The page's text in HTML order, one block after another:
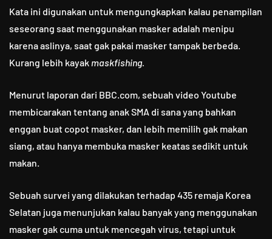
Kata ini digunakan untuk mengungkapkan kalau penampilan
seseorang saat menggunakan masker adalah menipu
karena aslinya, saat gak pakai masker tampak berbeda.
Kurang lebih kayak maskfishing.
Menurut laporan dari BBC.com, sebuah video Youtube
membicarakan tentang anak SMA di sana yang bahkan
enggan buat copot masker, dan lebih memilih gak makan
siang, atau hanya membuka masker keatas sedikit untuk
makan.
Sebuah survei yang dilakukan terhadap 435 remaja Korea
Selatan juga menunjukan kalau banyak yang menggunakan
masker gak cuma untuk mencegah virus, tetapi untuk